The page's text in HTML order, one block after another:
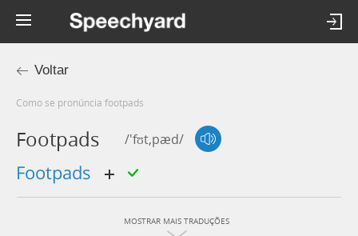
Voltar
Como se pronúncia footpads
Footpads /'fʊt,pæd/
footpads
MOSTRAR MAIS TRADUÇÕES